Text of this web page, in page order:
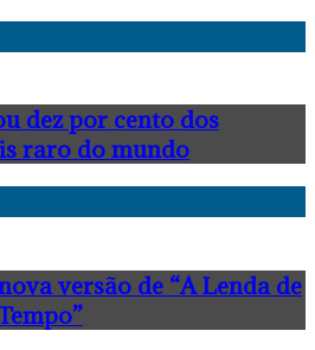
dez por cento dos
raro do mundo
versão de “A Lenda de